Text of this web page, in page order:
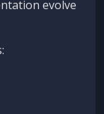
evolve